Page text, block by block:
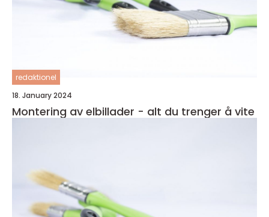
redaktionel
18. January 2024
Montering av elbillader - alt du trenger å vite